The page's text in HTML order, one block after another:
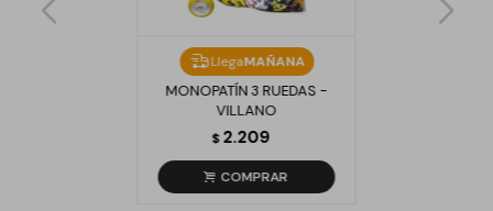
LlegaMAÑANA
MONOPATÍN 3 RUEDAS -
VILLANO
$ 2.209